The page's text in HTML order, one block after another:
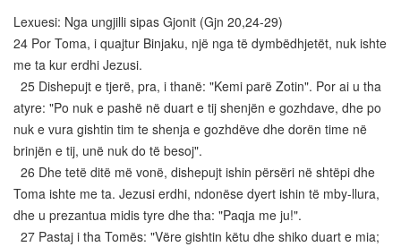
Lexuesi: Nga ungjilli sipas Gjonit (Gjn 20,24-29)
24 Por Toma, i quajtur Binjaku, një nga të dymbëdhjetët, nuk ishte
me ta kur erdhi Jezusi.
25 Dishepujt e tjerë, pra, i thanë: "Kemi parë Zotin". Por ai u tha
atyre: "Po nuk e pashë në duart e tij shenjën e gozhdave, dhe po
nuk e vura gishtin tim te shenja e gozhdëve dhe dorën time në
brinjën e tij, unë nuk do të besoj".
26 Dhe tetë ditë më vonë, dishepujt ishin përsëri në shtëpi dhe
Toma ishte me ta. Jezusi erdhi, ndonëse dyert ishin të mby-llura,
dhe u prezantua midis tyre dhe tha: "Paqja me ju!".
27 Pastaj i tha Tomës: "Vëre gishtin këtu dhe shiko duart e mia;